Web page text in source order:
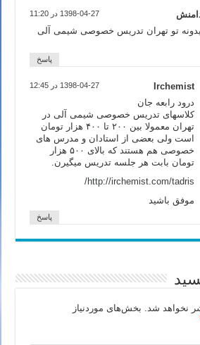
1398-04-27 در 11:20
تو تهران تدریس خصوصی شیمی آلی
پاسخ
Irchemist 1398-04-27 در 12:45
درود رابعه جان
کلاسهای تدریس خصوصی شیمی آلی در
تهران معمولا بین ۲۰۰ تا ۴۰۰ هزار تومان
است ولی بعضی از استادان و مدرس های
خصوصی هم هستند که بالای ۵۰۰ هزار
تومان بابت هر جلسه تدریس میگیرن.
http://irchemist.com/tadris/
موفق باشید
پاسخ
نخواهد شد.
بخش‌های موردنیاز